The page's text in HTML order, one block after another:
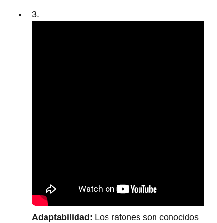
3.
Adaptabilidad: Los ratones son conocidos